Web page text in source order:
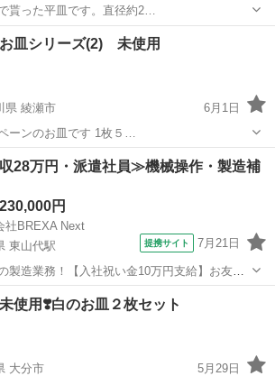
貰った平皿です。直径約2…
食器 ヤマザキパン
皿シリーズ(2) 未使用
県 綾瀬市
6月1日
ーンのお皿です 1枚５…
食器 ヤマザキパン
28万円・派遣社員≫機械操作・製造補
円
社BREXA Next
東山代駅
提携サイト 7月21日
製造業務！【入社祝い金10万円支給】お友達
年間休日129日＆休出なしでプライベート充
ムで快適作業◎自社正社員登用制度あり★1食
《佐...
東山代駅 その他
使用❣️白のお皿２枚セット
大分市
5月29日